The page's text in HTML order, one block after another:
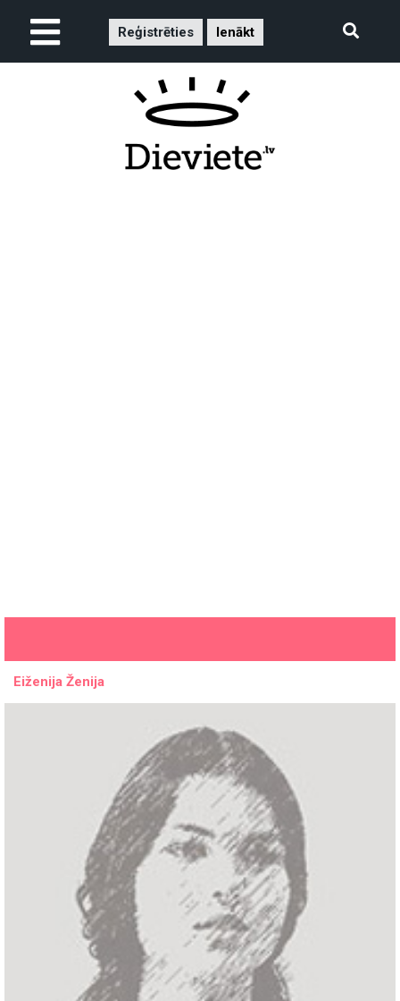
Reģistrēties Ienākt
Eiženija Ženija